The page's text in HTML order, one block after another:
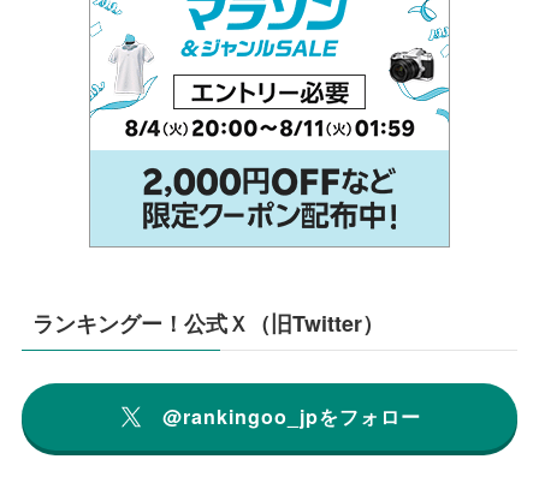
ランキングー！公式Ｘ（旧Twitter）
@rankingoo_jpをフォロー